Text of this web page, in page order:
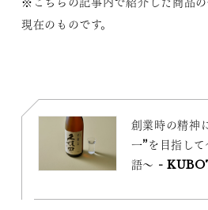
現在のものです。
創業時の精神
一”を目指し
語～ -